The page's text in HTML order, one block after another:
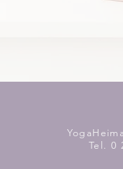
Tel. 0